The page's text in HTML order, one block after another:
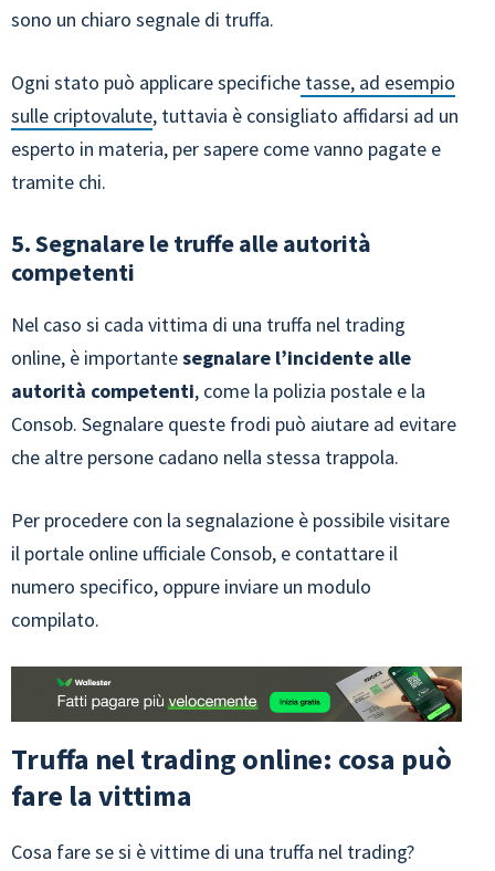
sono un chiaro segnale di truffa.
Ogni stato può applicare specifiche tasse, ad esempio
sulle criptovalute, tuttavia è consigliato affidarsi ad un
esperto in materia, per sapere come vanno pagate e
tramite chi.
5. Segnalare le truffe alle autorità
competenti
Nel caso si cada vittima di una truffa nel trading
online, è importantesegnalare l’incidente alle
autorità competenti, come la polizia postale e la
Consob. Segnalare queste frodi può aiutare ad evitare
che altre persone cadano nella stessa trappola.
Per procedere con la segnalazione è possibile visitare
il portale online ufficiale Consob, e contattare il
numero specifico, oppure inviare un modulo
compilato.
Truffa nel trading online: cosa può
fare la vittima
Cosa fare se si è vittime di una truffa nel trading?